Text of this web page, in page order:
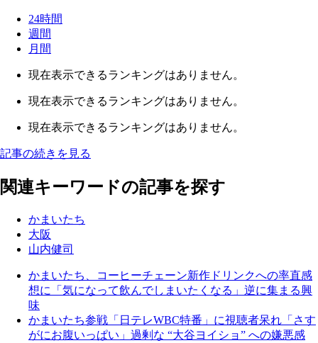
24時間
週間
月間
現在表示できるランキングはありません。
現在表示できるランキングはありません。
現在表示できるランキングはありません。
記事の続きを見る
関連キーワードの記事を探す
かまいたち
大阪
山内健司
かまいたち、コーヒーチェーン新作ドリンクへの率直感
想に「気になって飲んでしまいたくなる」逆に集まる興
味
かまいたち参戦「日テレWBC特番」に視聴者呆れ「さす
がにお腹いっぱい」過剰な “大谷ヨイショ” への嫌悪感